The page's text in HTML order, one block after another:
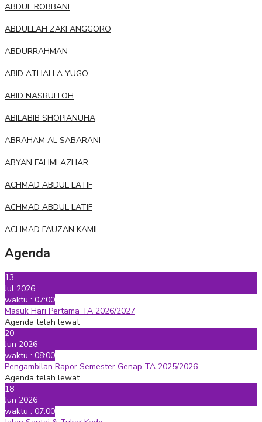
ABDUL ROBBANI
ABDULLAH ZAKI ANGGORO
ABDURRAHMAN
ABID ATHALLA YUGO
ABID NASRULLOH
ABILABIB SHOPIANUHA
ABRAHAM AL SABARANI
ABYAN FAHMI AZHAR
ACHMAD ABDUL LATIF
ACHMAD ABDUL LATIF
ACHMAD FAUZAN KAMIL
Agenda
13
Jul 2026
waktu : 07:00
Masuk Hari Pertama TA 2026/2027
Agenda telah lewat
20
Jun 2026
waktu : 08:00
Pengambilan Rapor Semester Genap TA 2025/2026
Agenda telah lewat
18
Jun 2026
waktu : 07:00